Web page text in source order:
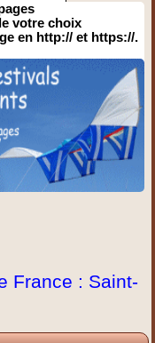
votre choix
en http:// et https://.
France : Saint-